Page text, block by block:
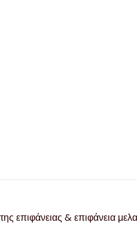
επιφάνειας & επιφάνεια